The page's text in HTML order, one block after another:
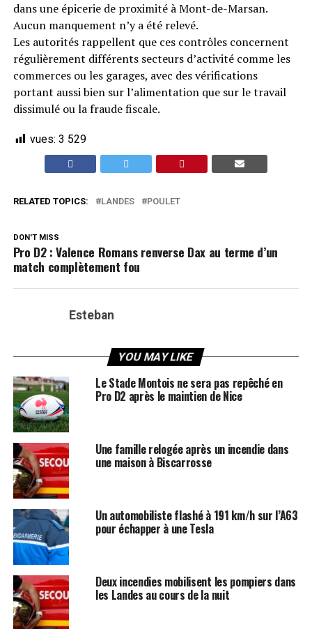
dans une épicerie de proximité à Mont-de-Marsan.
Aucun manquement n’y a été relevé.
Les autorités rappellent que ces contrôles concernent
régulièrement différents secteurs d’activité comme les
commerces ou les garages, avec des vérifications
portant aussi bien sur l’alimentation que sur le travail
dissimulé ou la fraude fiscale.
vues: 3 529
RELATED TOPICS: LANDES POULET
DON'T MISS
Pro D2 : Valence Romans renverse Dax au terme d’un
match complètement fou
Esteban
YOU MAY LIKE
Le Stade Montois ne sera pas repêché en
Pro D2 après le maintien de Nice
Une famille relogée après un incendie dans
une maison à Biscarrosse
Un automobiliste flashé à 191 km/h sur l’A63
pour échapper à une Tesla
Deux incendies mobilisent les pompiers dans
les Landes au cours de la nuit